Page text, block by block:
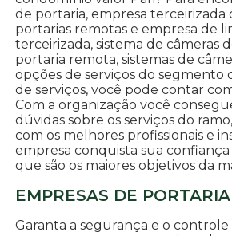
de portaria, empresa terceirizada
portarias remotas e empresa de
terceirizada, sistema de câmeras
portaria remota, sistemas de
opções de serviços do segmento
de serviços, você pode contar
Com a organização você
dúvidas sobre os serviços do
com os melhores profissionais e
empresa conquista sua confiança
que são os maiores objetivos da
EMPRESAS DE PORTARIA
Garanta a segurança e o controle